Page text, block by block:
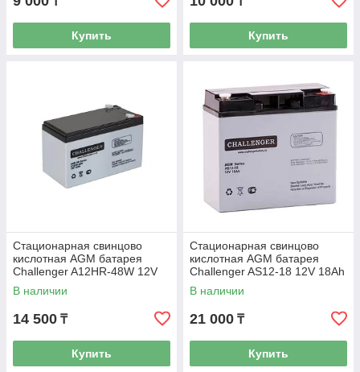
Купить Купить
Стационарная свинцово
кислотная AGM батарея
Challenger A12HR-48W 12V
12Ah
В наличии
14 500 ₸
Купить
Стационарная свинцово
кислотная AGM батарея
Challenger AS12-18 12V 18Ah
В наличии
21 000 ₸
Купить